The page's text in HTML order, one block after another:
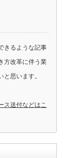
きるような記事
方改革に伴う業
思います。
ス送付などはこ